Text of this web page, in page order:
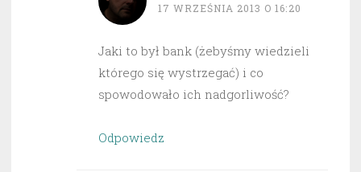
17 WRZEŚNIA 2013 O 16:20
Jaki to był bank (żebyśmy wiedzieli
którego się wystrzegać) i co
spowodowało ich nadgorliwość?
Odpowiedz